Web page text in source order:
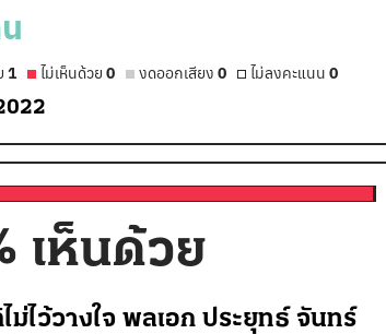
1 ไม่เห็นด้วย 0 งดออกเสียง 0 ไม่ลงคะแนน 0
เห็นด้วย
ม่ไว้วางใจ พลเอก ประยุทธ์ จันทร์